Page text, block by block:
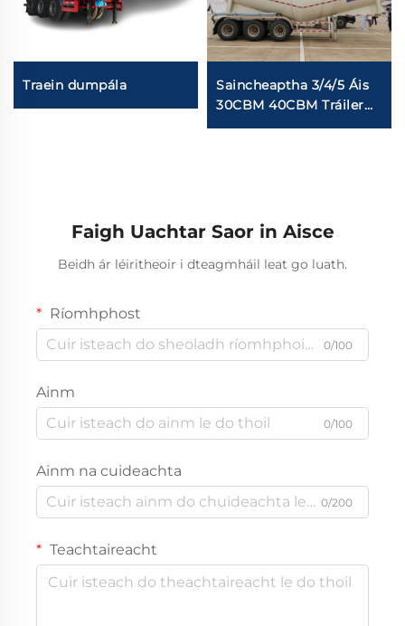
Traein dumpála
Saincheaptha 3/4/5 Áis
30CBM 40CBM Tráiler
Cemente Mór Dry
Faigh Uachtar Saor in Aisce
Beidh ár léiritheoir i dteagmháil leat go luath.
Ríomhphost
0/100
Ainm
0/100
Ainm na cuideachta
0/200
Teachtaireacht